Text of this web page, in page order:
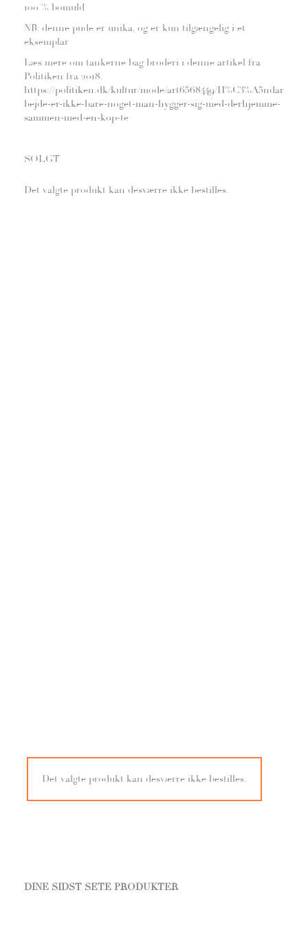
100 % bomuld
NB: denne pude er unika, og er kun tilgængelig i et
eksemplar
Læs mere om tankerne bag broderi i denne artikel fra
Politiken fra 2018.
https://politiken.dk/kultur/mode/art6568449/H%C3%A5ndar
bejde-er-ikke-bare-noget-man-hygger-sig-med-derhjemme-
sammen-med-en-kop-te
SOLGT
Det valgte produkt kan desværre ikke bestilles.
Det valgte produkt kan desværre ikke bestilles.
DINE SIDST SETE PRODUKTER